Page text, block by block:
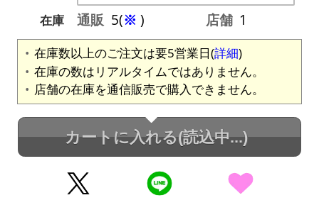
在庫
通販 5(※ ) 店舗 1
在庫数以上のご注文は要5営業日(詳細)
在庫の数はリアルタイムではありません。
店舗の在庫を通信販売で購入できません。
カートに入れる(読込中...)